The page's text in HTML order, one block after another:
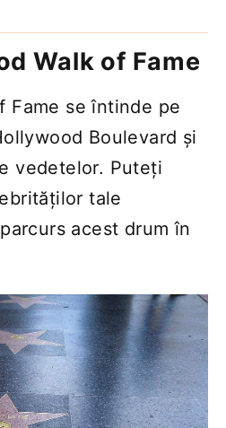
Walk of Fame
Fame se întinde pe
Boulevard și
vedetelor. Puteți
tale
acest drum în